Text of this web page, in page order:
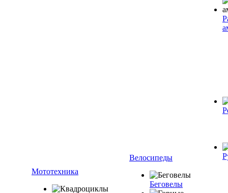
Мототехника
Велосипеды
Беговелы